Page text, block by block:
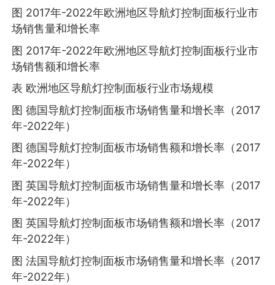
图 2017年-2022年欧洲地区导航灯控制面板行业市
场销售量和增长率
图 2017年-2022年欧洲地区导航灯控制面板行业市
场销售额和增长率
表 欧洲地区导航灯控制面板行业市场规模
图 德国导航灯控制面板市场销售量和增长率（2017
年-2022年）
图 德国导航灯控制面板市场销售额和增长率（2017
年-2022年）
图 英国导航灯控制面板市场销售量和增长率（2017
年-2022年）
图 英国导航灯控制面板市场销售额和增长率（2017
年-2022年）
图 法国导航灯控制面板市场销售量和增长率（2017
年-2022年）